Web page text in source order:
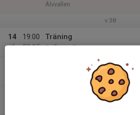
Älvvallen
v.38
14
Mån
19:00
20:15
Träning
Selånger IP
Träning helplan